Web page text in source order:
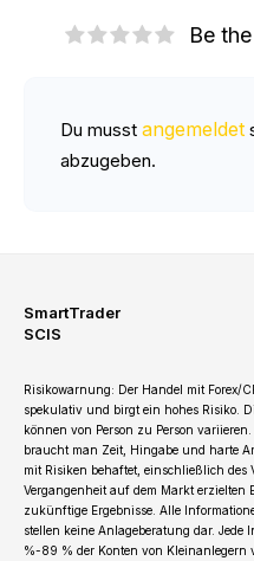
Be
Du musst angemeldet
abzugeben.
SmartTrader
SCIS
Risikowarnung: Der Handel mit Forex/
spekulativ und birgt ein hohes Risiko.
können von Person zu Person
braucht man Zeit, Hingabe und harte
mit Risiken behaftet, einschließlich des
Vergangenheit auf dem Markt erzielten
zukünftige Ergebnisse. Alle
stellen keine Anlageberatung dar. Jede
%-89 % der Konten von Kleinanlegern